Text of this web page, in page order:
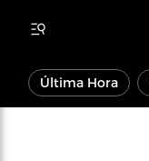
Última Hora